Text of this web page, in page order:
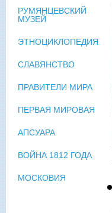
РУМЯНЦЕВСКИЙ
МУЗЕЙ
ЭТНОЦИКЛОПЕДИЯ
СЛАВЯНСТВО
ПРАВИТЕЛИ МИРА
ПЕРВАЯ МИРОВАЯ
АПСУАРА
ВОЙНА 1812 ГОДА
МОСКОВИЯ